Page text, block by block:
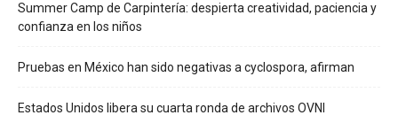
Summer Camp de Carpintería: despierta creatividad, paciencia y
confianza en los niños
Pruebas en México han sido negativas a cyclospora, afirman
Estados Unidos libera su cuarta ronda de archivos OVNI